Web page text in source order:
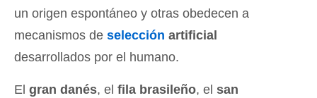
un origen espontáneo y otras obedecen a
mecanismos de selección artificial
desarrollados por el humano.
El gran danés, el fila brasileño, el san